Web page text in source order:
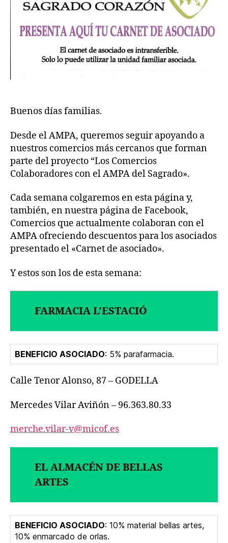
Buenos días familias.
Desde el AMPA, queremos seguir apoyando a
nuestros comercios más cercanos que forman
parte del proyecto “Los Comercios
Colaboradores con el AMPA del Sagrado».
Cada semana colgaremos en esta página y,
también, en nuestra página de Facebook,
Comercios que actualmente colaboran con el
AMPA ofreciendo descuentos para los asociados
presentado el «Carnet de asociado».
Y estos son los de esta semana:
FARMACIA L’ESTACIÓ
BENEFICIO ASOCIADO: 5% parafarmacia.
Calle Tenor Alonso, 87 – GODELLA
Mercedes Vilar Aviñón – 96.363.80.33
merche.vilar-v@micof.es
EL ALMACÉN DE BELLAS
ARTES
BENEFICIO ASOCIADO: 10% material bellas artes,
10% enmarcado de orlas.